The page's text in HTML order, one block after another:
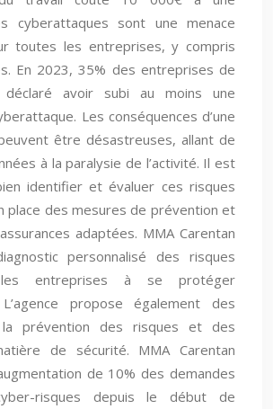
cyberattaques sont une menace
toutes les entreprises, y compris
En 2023, 35% des entreprises de
déclaré avoir subi au moins une
Les conséquences d’une
être désastreuses, allant de
à la paralysie de l’activité. Il est
identifier et évaluer ces risques
place des mesures de prévention et
adaptées. MMA Carentan
personnalisé des risques
entreprises à se protéger
propose également des
prévention des risques et des
de sécurité. MMA Carentan
de 10% des demandes
risques depuis le début de